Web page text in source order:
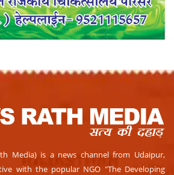
Media) is a news channel from Udaipur,
with the popular NGO "The Developing